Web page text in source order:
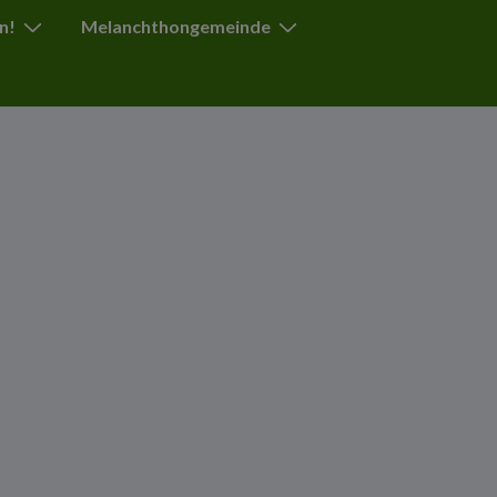
Melanchthongemeinde